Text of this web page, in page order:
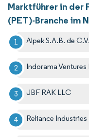
Marktführer in der
(PET)-Branche im
Alpek S.A.B. de C.V.
Indorama
JBF RAK LLC
Reliance